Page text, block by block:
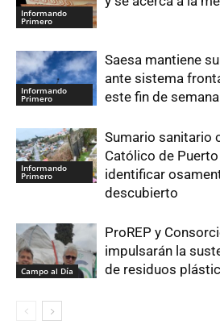
Informando
Primero
Informando
Primero
Saesa mantiene
ante sistema
este fin de semana
Informando
Primero
Sumario sanitario
Católico de
identificar
descubierto
Campo al Día
ProREP y
impulsarán la
de residuos